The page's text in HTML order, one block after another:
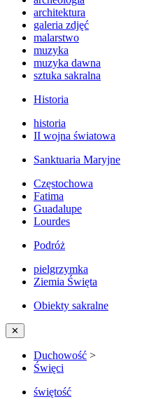
architektura
galeria zdjęć
malarstwo
muzyka
muzyka dawna
sztuka sakralna
Historia
historia
II wojna światowa
Sanktuaria Maryjne
Częstochowa
Fatima
Guadalupe
Lourdes
Podróż
pielgrzymka
Ziemia Święta
Obiekty sakralne
✕
Duchowość >
Święci
świętość